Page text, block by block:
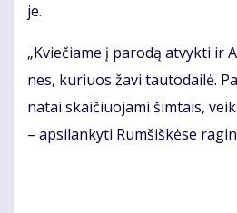
je.
„Kvie­čia­me į pa­ro­dą at­vyk­ti ir
nes, ku­riuos ža­vi tau­to­dai­lė.
na­tai skai­čiuo­ja­mi šim­tais,
– ap­si­lan­ky­ti Rum­šiš­kė­se